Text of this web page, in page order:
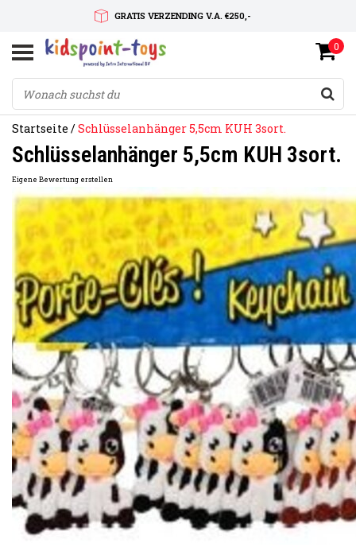
GRATIS VERZENDING V.A. €250,-
SNELLE LEVERTIJD
SERVICE OP MAAT
0
Startseite /Schlüsselanhänger 5,5cm KUH 3sort.
Schlüsselanhänger 5,5cm KUH 3sort.
Eigene Bewertung erstellen